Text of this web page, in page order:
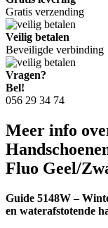
Gratis verzending
Veilig betalen
Beveiligde verbinding
Vragen?
Bel!
056 29 34 74
Meer info
Fluo Geel/
Guide 5148W –
en waterafstotende